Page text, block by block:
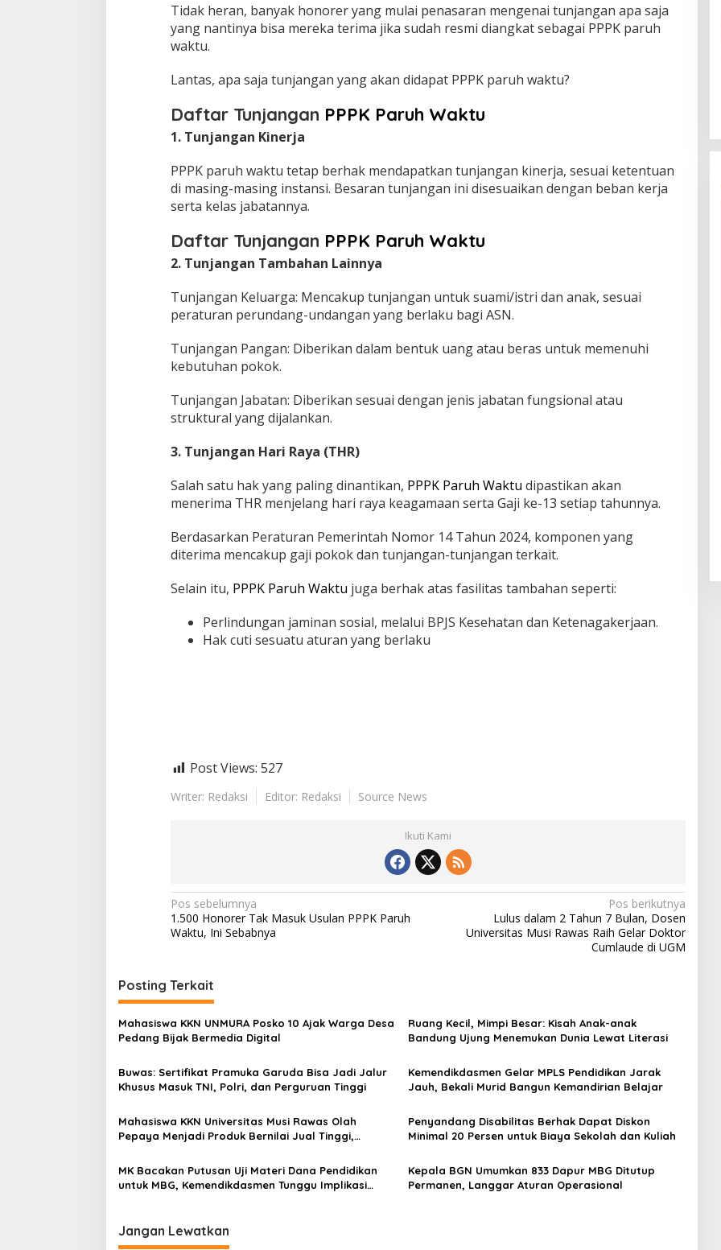
Tidak heran, banyak honorer yang mulai penasaran mengenai tunjangan apa saja
yang nantinya bisa mereka terima jika sudah resmi diangkat sebagai PPPK paruh
waktu.
Lantas, apa saja tunjangan yang akan didapat PPPK paruh waktu?
Daftar Tunjangan PPPK Paruh Waktu
1. Tunjangan Kinerja
PPPK paruh waktu tetap berhak mendapatkan tunjangan kinerja, sesuai ketentuan
di masing-masing instansi. Besaran tunjangan ini disesuaikan dengan beban kerja
serta kelas jabatannya.
Daftar Tunjangan PPPK Paruh Waktu
2. Tunjangan Tambahan Lainnya
Tunjangan Keluarga: Mencakup tunjangan untuk suami/istri dan anak, sesuai
peraturan perundang-undangan yang berlaku bagi ASN.
Tunjangan Pangan: Diberikan dalam bentuk uang atau beras untuk memenuhi
kebutuhan pokok.
Tunjangan Jabatan: Diberikan sesuai dengan jenis jabatan fungsional atau
struktural yang dijalankan.
3. Tunjangan Hari Raya (THR)
Salah satu hak yang paling dinantikan, PPPK Paruh Waktu dipastikan akan
menerima THR menjelang hari raya keagamaan serta Gaji ke-13 setiap tahunnya.
Berdasarkan Peraturan Pemerintah Nomor 14 Tahun 2024, komponen yang
diterima mencakup gaji pokok dan tunjangan-tunjangan terkait.
Selain itu, PPPK Paruh Waktu juga berhak atas fasilitas tambahan seperti:
Perlindungan jaminan sosial, melalui BPJS Kesehatan dan Ketenagakerjaan.
Hak cuti sesuatu aturan yang berlaku
Post Views: 527
Writer: Redaksi Editor: Redaksi Source News
Ikuti Kami
N
a
i
g
a
s
i
p
s
Pos sebelumnya
1.500 Honorer Tak Masuk Usulan PPPK Paruh
Waktu, Ini Sebabnya
Pos berikutnya
Lulus dalam 2 Tahun 7 Bulan, Dosen
Universitas Musi Rawas Raih Gelar Doktor
Cumlaude di UGM
Posting Terkait
Mahasiswa KKN UNMURA Posko 10 Ajak Warga Desa
Pedang Bijak Bermedia Digital
Ruang Kecil, Mimpi Besar: Kisah Anak-anak
Bandung Ujung Menemukan Dunia Lewat Literasi
Buwas: Sertifikat Pramuka Garuda Bisa Jadi Jalur
Khusus Masuk TNI, Polri, dan Perguruan Tinggi
Kemendikdasmen Gelar MPLS Pendidikan Jarak
Jauh, Bekali Murid Bangun Kemandirian Belajar
Mahasiswa KKN Universitas Musi Rawas Olah
Pepaya Menjadi Produk Bernilai Jual Tinggi,
Penyandang Disabilitas Berhak Dapat Diskon
Minimal 20 Persen untuk Biaya Sekolah dan Kuliah
MK Bacakan Putusan Uji Materi Dana Pendidikan
untuk MBG, Kemendikdasmen Tunggu Implikasi
Kepala BGN Umumkan 833 Dapur MBG Ditutup
Permanen, Langgar Aturan Operasional
Jangan Lewatkan
Bantuan bagi Korban Kebakaran